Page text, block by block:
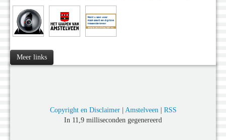
Meer links
Copyright en Disclaimer| Amstelveen| RSS
In 11,9 milliseconden gegenereerd